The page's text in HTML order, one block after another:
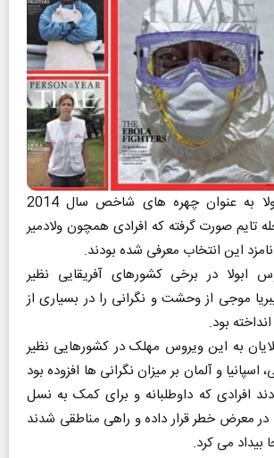
انتخاب مبارزان ابولا به عنوان چهره های شاخص سال 2014
تایم صورت گرفته که افرادی همچون ولادمیر
این انتخاب معرفی شده بودند.
ابولا در برخی کشورهای آفریقایی نظیر
موجی از وحشت و نگرانی را در بسیاری از
بود.
به این ویروس مهلک در کشورهایی نظیر
اسپانیا و آلمان بر میزان نگرانی ها افزوده بود
افرادی که داوطلبانه و برای کمک به نسل
معرض خطر قرار داده و راهی مناطقی شدند
بیداد می کرد.